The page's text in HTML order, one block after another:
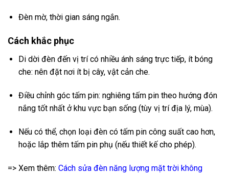
Đèn mờ, thời gian sáng ngắn.
Cách khắc phục
Di dời đèn đến vị trí có nhiều ánh sáng trực tiếp, ít bóng
che: nên đặt nơi ít bị cây, vật cản che.
Điều chỉnh góc tấm pin: nghiêng tấm pin theo hướng đón
nắng tốt nhất ở khu vực bạn sống (tùy vị trí địa lý, mùa).
Nếu có thể, chọn loại đèn có tấm pin công suất cao hơn,
hoặc lắp thêm tấm pin phụ (nếu thiết kế cho phép).
=> Xem thêm: Cách sửa đèn năng lượng mặt trời không